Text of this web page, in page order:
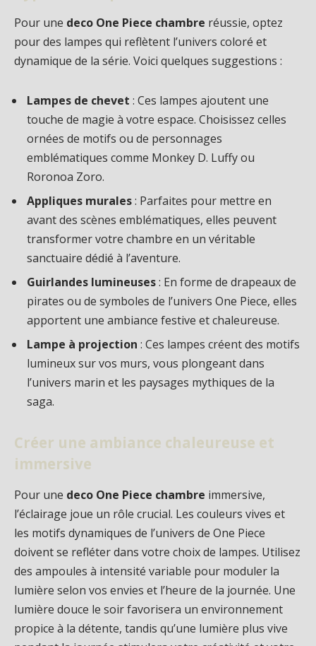
Pour une deco One Piece chambre réussie, optez
pour des lampes qui reflètent l’univers coloré et
dynamique de la série. Voici quelques suggestions :
Lampes de chevet : Ces lampes ajoutent une
touche de magie à votre espace. Choisissez celles
ornées de motifs ou de personnages
emblématiques comme Monkey D. Luffy ou
Roronoa Zoro.
Appliques murales: Parfaites pour mettre en
avant des scènes emblématiques, elles peuvent
transformer votre chambre en un véritable
sanctuaire dédié à l’aventure.
Guirlandes lumineuses: En forme de drapeaux de
pirates ou de symboles de l’univers One Piece, elles
apportent une ambiance festive et chaleureuse.
Lampe à projection : Ces lampes créent des motifs
lumineux sur vos murs, vous plongeant dans
l’univers marin et les paysages mythiques de la
saga.
Créer une ambiance chaleureuse et
immersive
Pour une deco One Piece chambre immersive,
l’éclairage joue un rôle crucial. Les couleurs vives et
les motifs dynamiques de l’univers de One Piece
doivent se refléter dans votre choix de lampes. Utilisez
des ampoules à intensité variable pour moduler la
lumière selon vos envies et l’heure de la journée. Une
lumière douce le soir favorisera un environnement
propice à la détente, tandis qu’une lumière plus vive